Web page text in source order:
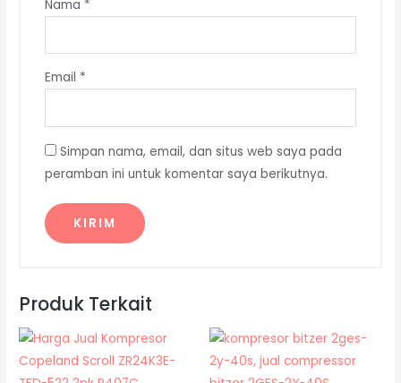
Nama *
Email *
Simpan nama, email, dan situs web saya pada
peramban ini untuk komentar saya berikutnya.
Produk Terkait